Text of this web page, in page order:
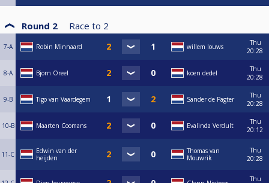
Round 2 Race to 2
7-A Robin Minnaard willem louws
Thu
20:28
8-A Bjorn Oreel koen dedel
Thu
20:28
9-B Tigo van Vaardegem Sander de Pagter
Thu
20:28
10-B Maarten Coomans Evalinda Verdult
Thu
20:12
11-C
Edwin van der
heijden
Thomas van
Mouwrik
Thu
20:28
Thu